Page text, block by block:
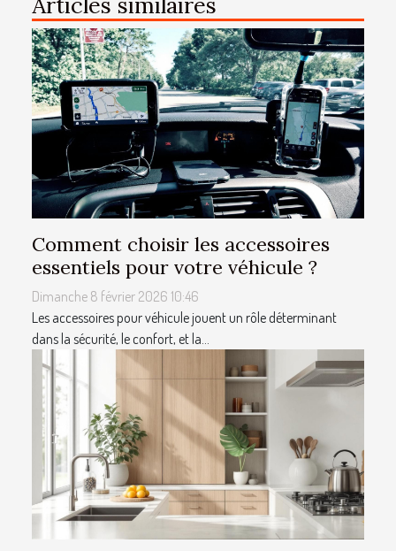
Comment choisir les accessoires
essentiels pour votre véhicule ?
Dimanche 8 février 2026 10:46
Les accessoires pour véhicule jouent un rôle déterminant
dans la sécurité, le confort, et la...